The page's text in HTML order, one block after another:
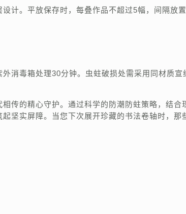
计。平放保存时，每叠作品不超过5幅，间隔放
消毒箱处理30分钟。虫蛀破损处需采用同材质宣
传的精心守护。通过科学的防潮防蛀策略，结合
坚实屏障。当您下次展开珍藏的书法卷轴时，那